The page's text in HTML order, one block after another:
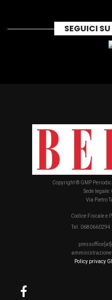
SEGUICI
Copyright © GMP
Sede
Via Pietro
Codice Fiscale e
Tel. 0680660294
Policy privacy